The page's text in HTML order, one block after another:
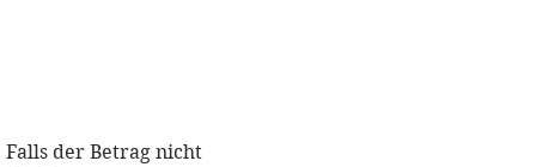
der Betrag nicht